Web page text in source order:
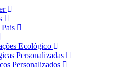
Ecológico
Personalizadas
Personalizados